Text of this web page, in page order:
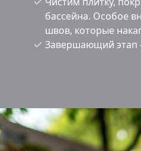
бассейна. Особое
швов, которые
Завершающий этап